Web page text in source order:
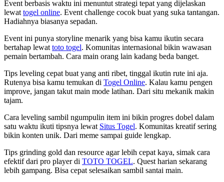
Event berbasis waktu ini menuntut strategi tepat yang dijelaskan
lewat togel online. Event challenge cocok buat yang suka tantangan.
Hadiahnya biasanya sepadan.
Event ini punya storyline menarik yang bisa kamu ikutin secara
bertahap lewat toto togel. Komunitas internasional bikin wawasan
pemain bertambah. Cara main orang lain kadang beda banget.
Tips leveling cepat buat yang anti ribet, tinggal ikutin rute ini aja.
Rutenya bisa kamu temukan di Togel Online. Kalau kamu pengen
improve, jangan takut main mode latihan. Dari situ mekanik makin
tajam.
Cara leveling sambil ngumpulin item ini bikin progres dobel dalam
satu waktu ikuti tipsnya lewat Situs Togel. Komunitas kreatif sering
bikin konten unik. Dari meme sampai guide lengkap.
Tips grinding gold dan resource agar lebih cepat kaya, simak cara
efektif dari pro player di TOTO TOGEL. Quest harian sekarang
lebih gampang. Bisa cepat selesaikan sambil santai main.